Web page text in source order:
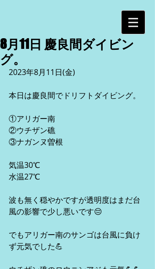
8月11日 慶良間ダイビン
グ。
2023年8月11日(金)
本日は慶良間でドリフトダイビング。
①アリガー南
②ウチザン礁
③ナガンヌ曽根
気温30℃
水温27℃
波も無く穏やかですが透明度はまだ台
風の影響で少し悪いです😔
でもアリガー南のサンゴは台風に負け
ず元気でした💪